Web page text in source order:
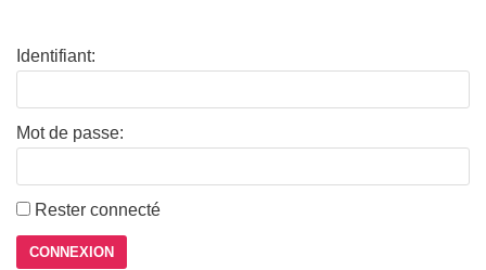
Identifiant:
Mot de passe:
Rester connecté
CONNEXION